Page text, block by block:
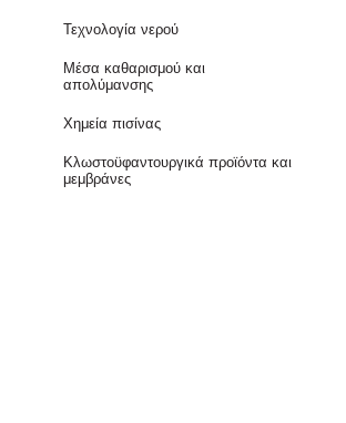
Τεχνολογία νερού
Μέσα καθαρισμού και
απολύμανσης
Χημεία πισίνας
Κλωστοϋφαντουργικά προϊόντα και
μεμβράνες